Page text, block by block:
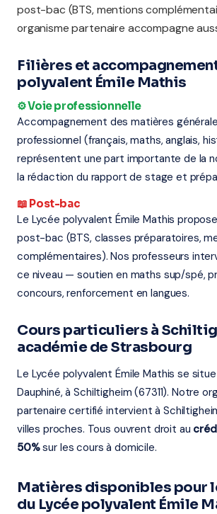
post-bac (BTS, mentions
organisme partenaire accompagne
Filières et
polyvalent Émile Mathis
⚙️ Voie professionnelle
Accompagnement des matières
professionnel (français, maths, anglais,
représentent une part importante de la
la rédaction du rapport de stage et
📖 Post-bac
Le Lycée polyvalent Émile Mathis
post-bac (BTS, classes préparatoires,
complémentaires). Nos professeurs
ce niveau — soutien en maths sup/spé,
concours, renforcement en langues.
Cours particuliers à
académie de Strasbourg
Le Lycée polyvalent Émile Mathis se situe
Dauphiné, à Schiltigheim (67311). Notre
partenaire certifié intervient à
villes proches. Tous ouvrent droit au
50%sur les cours à domicile.
Matières disponibles pour
du Lycée polyvalent Émile